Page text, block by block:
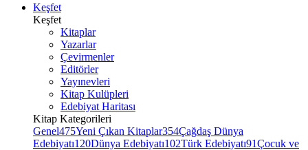
Keşfet
Keşfet
Kitaplar
Yazarlar
Çevirmenler
Editörler
Yayınevleri
Kitap Kulüpleri
Edebiyat Haritası
Kitap Kategorileri
Genel475Yeni Çıkan Kitaplar354Çağdaş Dünya
Edebiyatı120Dünya Edebiyatı102Türk Edebiyatı91Çocuk ve